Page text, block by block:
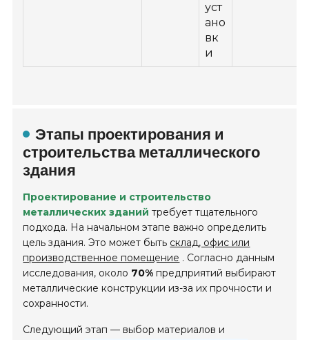
уст
ано
вк
и
Этапы проектирования и
строительства металлического
здания
Проектирование и строительство
металлических зданий требует тщательного
подхода. На начальном этапе важно определить
цель здания. Это может быть склад, офис или
производственное помещение . Согласно данным
исследования, около 70% предприятий выбирают
металлические конструкции из-за их прочности и
сохранности.
Следующий этап — выбор материалов и